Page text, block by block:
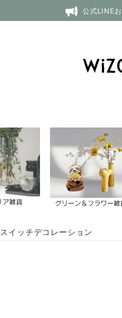
公式LINE
スイッチデコレーション